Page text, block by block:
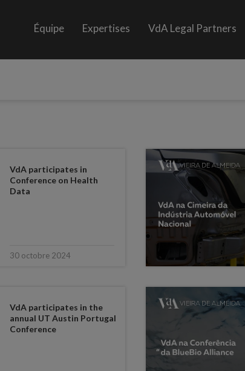
Équipe Expertises VdA Legal Partners
VdA participates in
Conference on Health
Data
30 octobre 2024
VdA participates in the
annual UT Austin Portugal
Conference